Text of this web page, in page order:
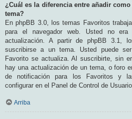
¿Cuál es la diferencia entre añadir
tema?
En phpBB 3.0, los temas Favoritos
para el navegador web. Usted no era
actualización. A partir de phpBB 3.1,
suscribirse a un tema. Usted puede
Favorito se actualiza. Al suscribirte, sin
hay una actualización de un tema, o foro
de notificación para los Favoritos y
configurar en el Panel de Control de
Arriba